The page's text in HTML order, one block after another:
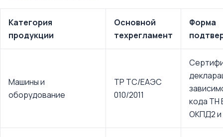
Категория
продукции
Основной
техрегламент
Форма
Машины и
оборудование
ТР ТС/ЕАЭС
010/2011
кода
ОКПД2